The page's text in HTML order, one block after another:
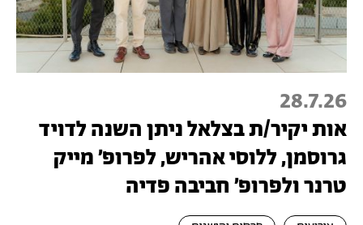
28.7.26
אות יקיר/ת בצלאל ניתן השנה לדויד
גרוסמן, ללוסי אהריש, לפרופ׳ מייק
טרנר ולפרופ׳ חביבה פדיה